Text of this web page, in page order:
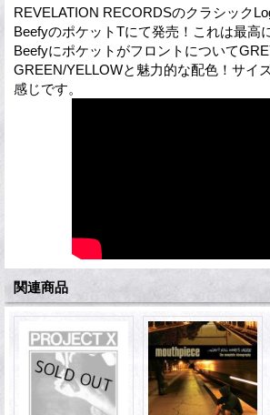
REVELATION RECORDSのクラシック
BeefyのポケットTにて発売！これは最高
Beefyにポケットがフロントについて
GREEN/YELLOWと魅力的な配色！サイ
感じです。
関連商品